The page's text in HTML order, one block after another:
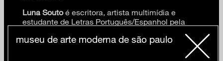
Luna Soutoé escritora, artista multimídia e
estudante de Letras Português/Espanhol pela
interdisciplinaridades de texto e imagem nas
museu de arte moderna de são paulo